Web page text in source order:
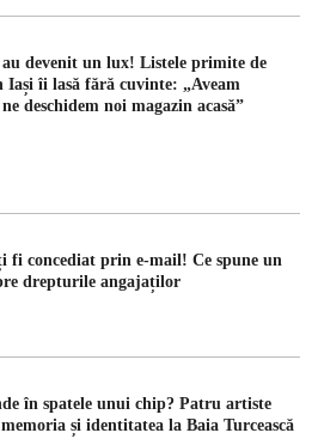
au devenit un lux! Listele primite de
îi lasă fără cuvinte: „Aveam
deschidem noi magazin acasă”
fi concediat prin e-mail! Ce spune un
drepturile angajaților
în spatele unui chip? Patru artiste
și identitatea la Baia Turcească